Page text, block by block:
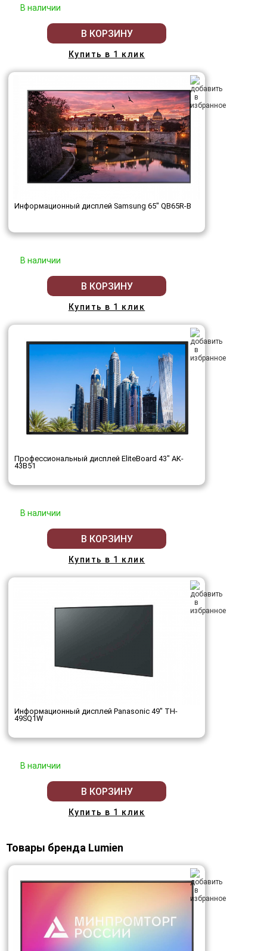
В наличии
В КОРЗИНУ
Купить в 1 клик
Информационный дисплей Samsung 65" QB65R-B
В наличии
В КОРЗИНУ
Купить в 1 клик
Профессиональный дисплей EliteBoard 43" AK-
43B51
В наличии
В КОРЗИНУ
Купить в 1 клик
Информационный дисплей Panasonic 49" TH-
49SQ1W
В наличии
В КОРЗИНУ
Купить в 1 клик
Товары бренда Lumien